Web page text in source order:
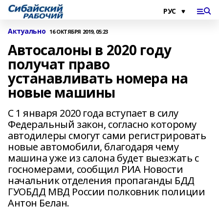
Актуально 16 ОКТЯБРЯ 2019, 05:23
Автосалоны в 2020 году
получат право
устанавливать номера на
новые машины
С 1 января 2020 года вступает в силу
Федеральный закон, согласно которому
автодилеры смогут сами регистрировать
новые автомобили, благодаря чему
машина уже из салона будет выезжать с
госномерами, сообщил РИА Новости
начальник отделения пропаганды БДД
ГУОБДД МВД России полковник полиции
Антон Белан.